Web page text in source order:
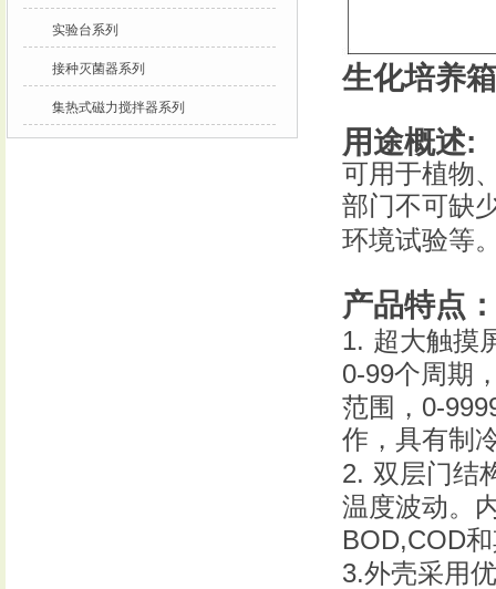
生化培养
用途概述:
可用于植物
部门不可缺
环境试验等
产品特点 ：
1. 超大触摸
0-99个周期
范围， 0-
作，具有制
2. 双层门结
温度波动。
BOD,COD
3.外壳采用
实验台系列
接种灭菌器系列
集热式磁力搅拌器系列